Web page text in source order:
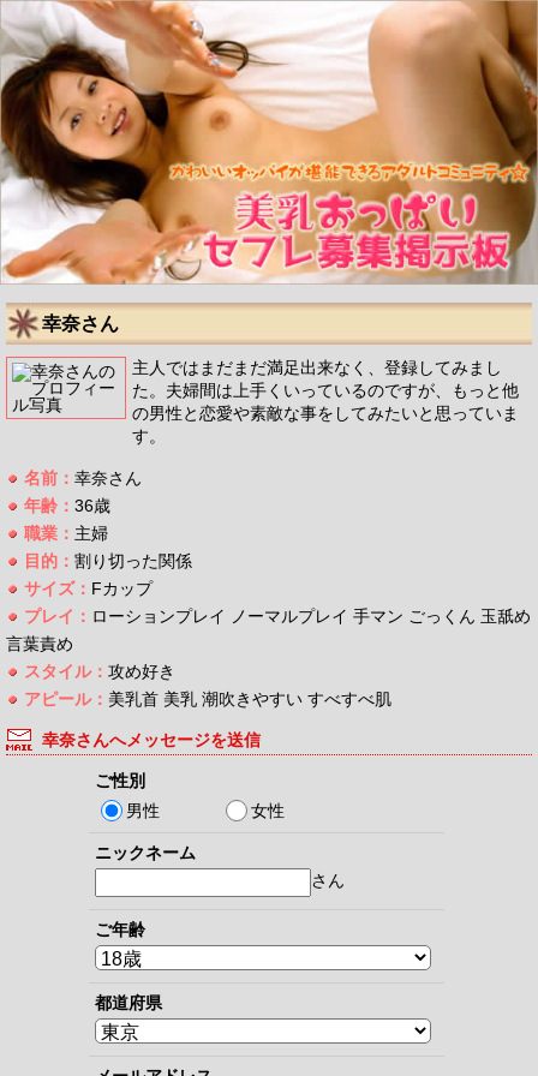
幸奈さん
主人ではまだまだ満足出来なく、登録してみまし
た。夫婦間は上手くいっているのですが、もっと他
の男性と恋愛や素敵な事をしてみたいと思っていま
す。
名前： 幸奈さん
年齢： 36歳
職業： 主婦
目的： 割り切った関係
サイズ： Fカップ
プレイ： ローションプレイ ノーマルプレイ 手マン ごっくん 玉舐め
言葉責め
スタイル： 攻め好き
アピール： 美乳首 美乳 潮吹きやすい すべすべ肌
幸奈さんへメッセージを送信